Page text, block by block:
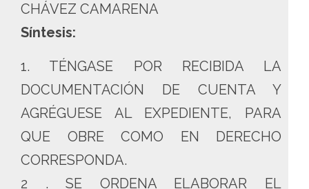
CHÁVEZ CAMARENA
Síntesis:
1. TÉNGASE POR RECIBIDA LA
DOCUMENTACIÓN DE CUENTA Y
AGRÉGUESE AL EXPEDIENTE, PARA
QUE OBRE COMO EN DERECHO
CORRESPONDA.
2 . SE ORDENA ELABORAR EL